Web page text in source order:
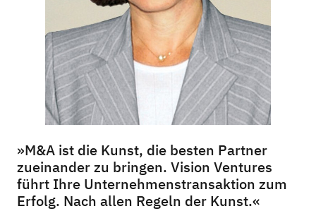
»M&A ist die Kunst, die besten Partner
zueinander zu bringen. Vision Ventures
führt Ihre Unternehmenstransaktion zum
Erfolg. Nach allen Regeln der Kunst.«